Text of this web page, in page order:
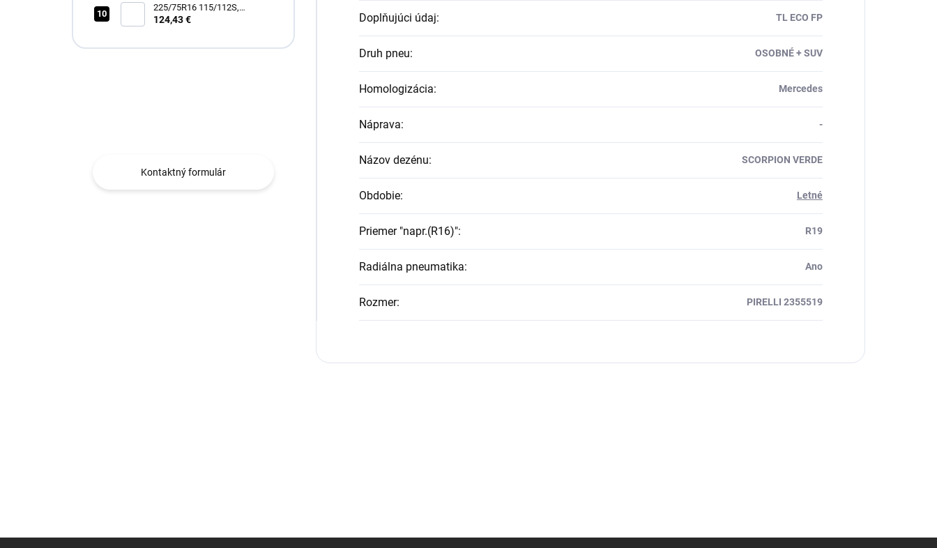
225/75R16 115/112S,
Hankook, RF12 DYNAPRO
124,43 €
Kontaktný formulár
Doplňujúci údaj: TL ECO FP
Druh pneu: OSOBNÉ + SUV
Homologizácia: Mercedes
Náprava: -
Názov dezénu: SCORPION VERDE
Obdobie: Letné
Priemer "napr.(R16)": R19
Radiálna pneumatika: Ano
Rozmer: PIRELLI 2355519